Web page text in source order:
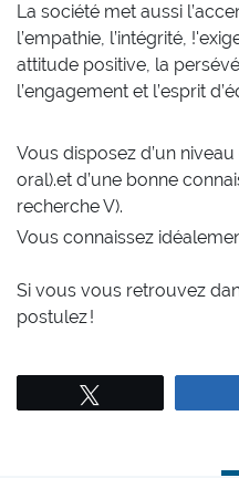
La société met aussi
l’empathie, l’intégrité,
attitude positive, la
l’engagement et l’esprit
Vous disposez d’un
oral).et d’une bonne
recherche V).
Vous connaissez
Si vous vous retrouvez
postulez !